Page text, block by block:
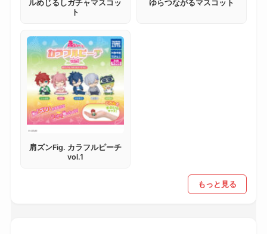
ルめじるしガチャマスコッ
ト
ゆらつながるマスコット
肩ズンFig. カラフルピーチ
vol.1
もっと見る